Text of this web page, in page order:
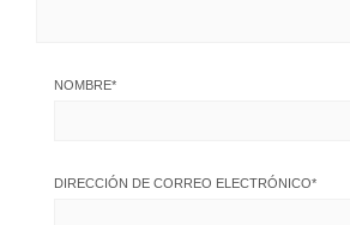
NOMBRE*
DIRECCIÓN DE CORREO ELECTRÓNICO*